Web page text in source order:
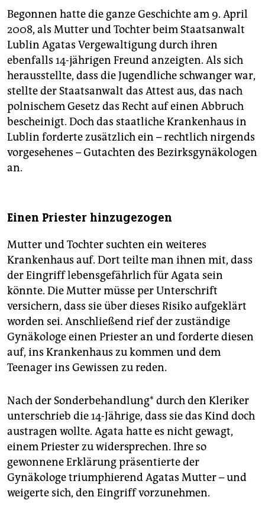
Begonnen hatte die ganze Geschichte am 9. April
2008, als Mutter und Tochter beim Staatsanwalt
Lublin Agatas Vergewaltigung durch ihren
ebenfalls 14-jährigen Freund anzeigten. Als sich
herausstellte, dass die Jugendliche schwanger war,
stellte der Staatsanwalt das Attest aus, das nach
polnischem Gesetz das Recht auf einen Abbruch
bescheinigt. Doch das staatliche Krankenhaus in
Lublin forderte zusätzlich ein – rechtlich nirgends
vorgesehenes – Gutachten des Bezirksgynäkologen
an.
Einen Priester hinzugezogen
Mutter und Tochter suchten ein weiteres
Krankenhaus auf. Dort teilte man ihnen mit, dass
der Eingriff lebensgefährlich für Agata sein
könnte. Die Mutter müsse per Unterschrift
versichern, dass sie über dieses Risiko aufgeklärt
worden sei. Anschließend rief der zuständige
Gynäkologe einen Priester an und forderte diesen
auf, ins Krankenhaus zu kommen und dem
Teenager ins Gewissen zu reden.
Nach der Sonderbehandlung* durch den Kleriker
unterschrieb die 14-Jährige, dass sie das Kind doch
austragen wollte. Agata hatte es nicht gewagt,
einem Priester zu widersprechen. Ihre so
gewonnene Erklärung präsentierte der
Gynäkologe triumphierend Agatas Mutter – und
weigerte sich, den Eingriff vorzunehmen.